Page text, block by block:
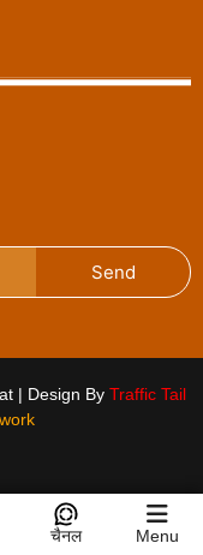
Send
| Design By Traffic Tail
चैनल Menu